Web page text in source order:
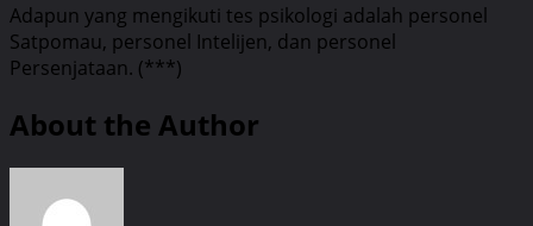
Adapun yang mengikuti tes psikologi adalah personel
Satpomau, personel Intelijen, dan personel
Persenjataan. (***)
About the Author